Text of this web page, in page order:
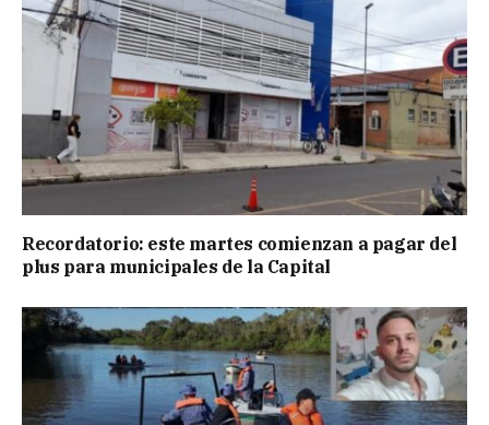
Recordatorio: este martes comienzan a pagar del
plus para municipales de la Capital